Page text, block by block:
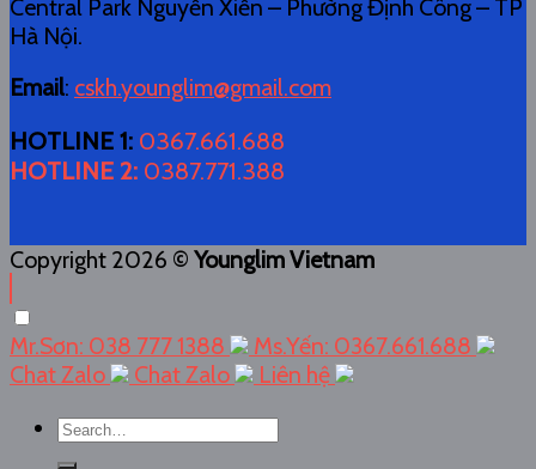
Central Park Nguyễn Xiển – Phường Định Công – TP
Hà Nội.
Email: cskh.younglim@gmail.com
HOTLINE 1: 0367.661.688
HOTLINE 2: 0387.771.388
Copyright 2026 © Younglim Vietnam
Mr.Sơn: 038 777 1388
Ms.Yến: 0367.661.688
Chat Zalo
Chat Zalo
Liên hệ
Search